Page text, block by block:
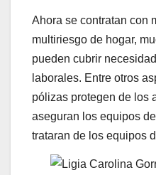
Ahora se contratan con
multiriesgo de hogar,
pueden cubrir
laborales. Entre otros
pólizas protegen de los
aseguran los equipos
trataran de los equipos